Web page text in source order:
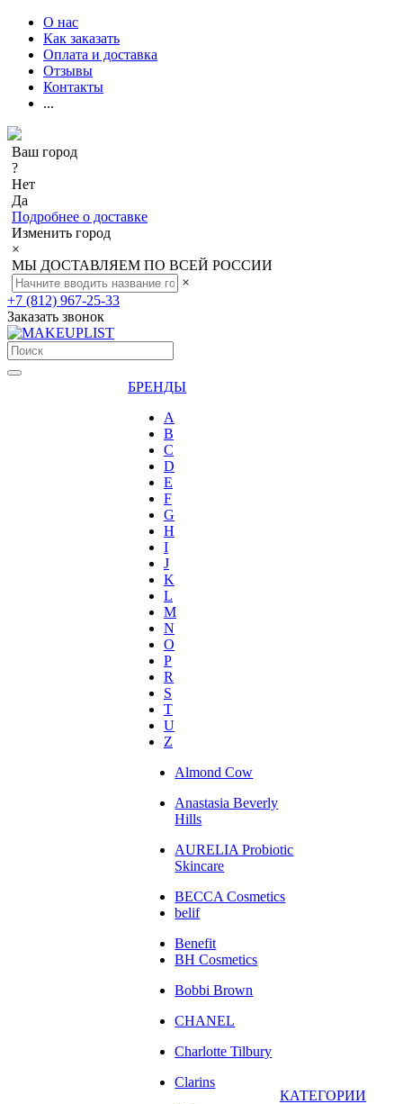
О нас
Как заказать
Оплата и доставка
Отзывы
Контакты
...
Ваш город
?
Нет
Да
Подробнее о доставке
Изменить город
×
МЫ ДОСТАВЛЯЕМ ПО ВСЕЙ РОССИИ
×
+7 (812) 967-25-33
Заказать звонок
БРЕНДЫ
A
B
C
D
E
F
G
H
I
J
K
L
M
N
O
P
R
S
T
U
Z
Almond Cow
Anastasia Beverly
Hills
AURELIA Probiotic
Skincare
BECCA Cosmetics
belif
Benefit
BH Cosmetics
Bobbi Brown
CHANEL
Charlotte Tilbury
Clarins
КАТЕГОРИИ